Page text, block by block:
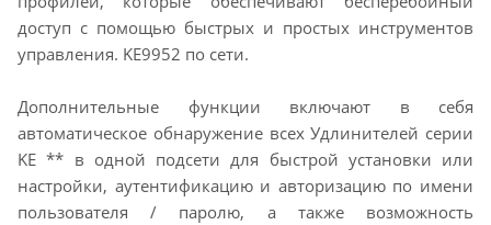
доступ с помощью быстрых и простых инструментов
управления. KE9952 по сети.
Дополнительные функции включают в себя
автоматическое обнаружение всех Удлинителей серии
KE ** в одной подсети для быстрой установки или
настройки, аутентификацию и авторизацию по имени
пользователя / паролю, а также возможность